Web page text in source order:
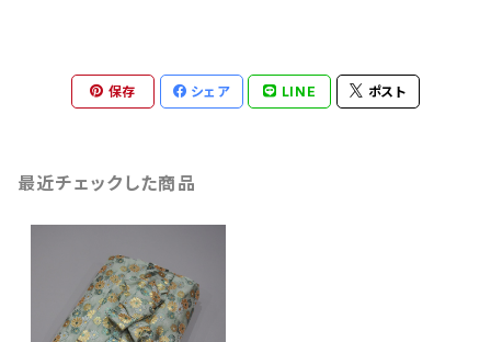
保存 シェア LINE ポスト
最近チェックした商品